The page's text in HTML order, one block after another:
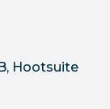
Hootsuite